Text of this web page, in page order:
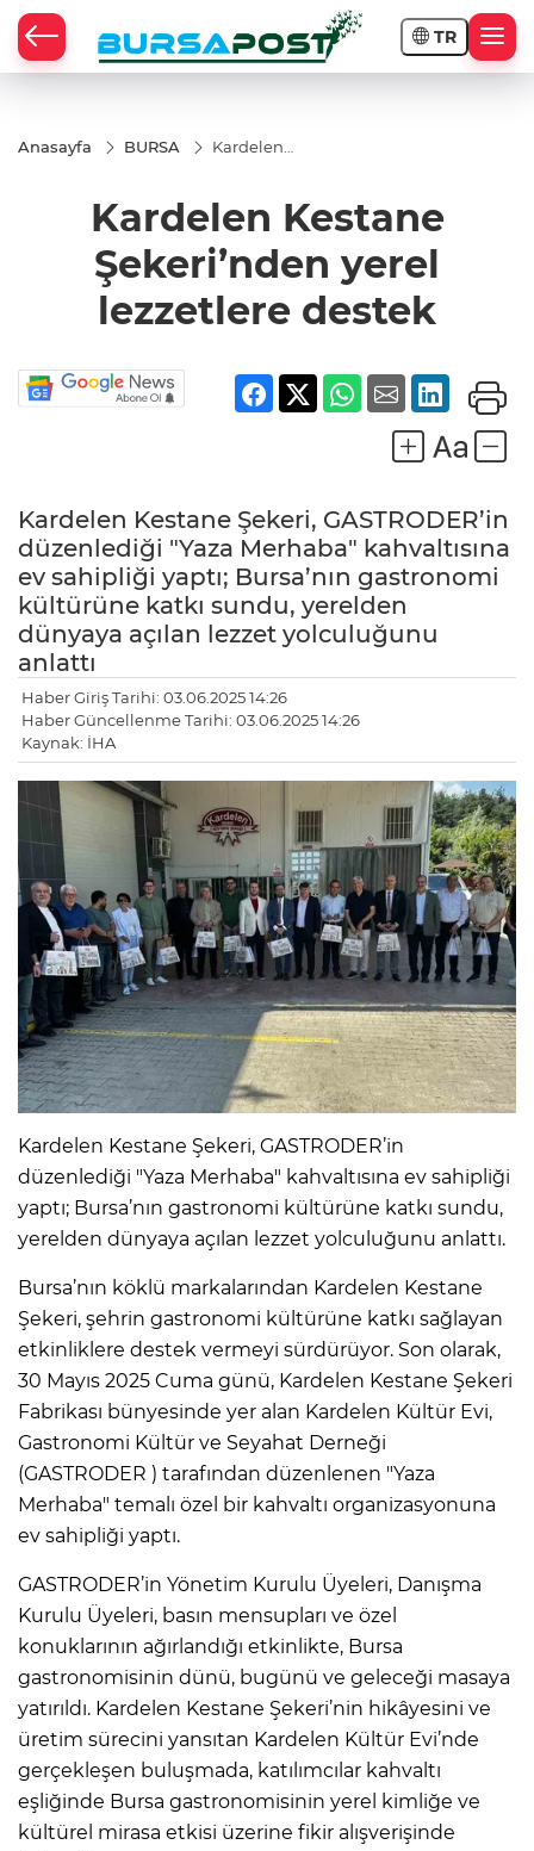
TR
Anasayfa BURSA
Kardelen
yerel
lezzetlere
Kardelen Kestane
Şekeri’nden yerel
lezzetlere destek
Kardelen Kestane Şekeri, GASTRODER’in
düzenlediği "Yaza Merhaba" kahvaltısına
ev sahipliği yaptı; Bursa’nın gastronomi
kültürüne katkı sundu, yerelden
dünyaya açılan lezzet yolculuğunu
anlattı
Haber Giriş Tarihi: 03.06.2025 14:26
Haber Güncellenme Tarihi: 03.06.2025 14:26
Kaynak: İHA
Kardelen Kestane Şekeri, GASTRODER’in
düzenlediği "Yaza Merhaba" kahvaltısına ev sahipliği
yaptı; Bursa’nın gastronomi kültürüne katkı sundu,
yerelden dünyaya açılan lezzet yolculuğunu anlattı.
Bursa’nın köklü markalarından Kardelen Kestane
Şekeri, şehrin gastronomi kültürüne katkı sağlayan
etkinliklere destek vermeyi sürdürüyor. Son olarak,
30 Mayıs 2025 Cuma günü, Kardelen Kestane Şekeri
Fabrikası bünyesinde yer alan Kardelen Kültür Evi,
Gastronomi Kültür ve Seyahat Derneği
(GASTRODER ) tarafından düzenlenen "Yaza
Merhaba" temalı özel bir kahvaltı organizasyonuna
ev sahipliği yaptı.
GASTRODER’in Yönetim Kurulu Üyeleri, Danışma
Kurulu Üyeleri, basın mensupları ve özel
konuklarının ağırlandığı etkinlikte, Bursa
gastronomisinin dünü, bugünü ve geleceği masaya
yatırıldı. Kardelen Kestane Şekeri’nin hikâyesini ve
üretim sürecini yansıtan Kardelen Kültür Evi’nde
gerçekleşen buluşmada, katılımcılar kahvaltı
eşliğinde Bursa gastronomisinin yerel kimliğe ve
kültürel mirasa etkisi üzerine fikir alışverişinde